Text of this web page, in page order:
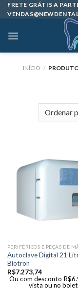
Skip
to
FRETE GRÁTIS A
INÍCIO /
PERIFÉRICOS E PEÇAS DE
Autoclave Digital 21
Biotron
R$7.273,74
Ou com desconto R$
vista ou no